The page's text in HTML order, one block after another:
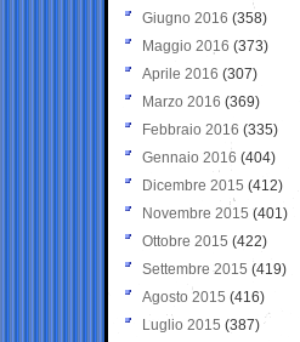
Giugno 2016 (358)
Maggio 2016 (373)
Aprile 2016 (307)
Marzo 2016 (369)
Febbraio 2016 (335)
Gennaio 2016 (404)
Dicembre 2015 (412)
Novembre 2015 (401)
Ottobre 2015 (422)
Settembre 2015 (419)
Agosto 2015 (416)
Luglio 2015 (387)